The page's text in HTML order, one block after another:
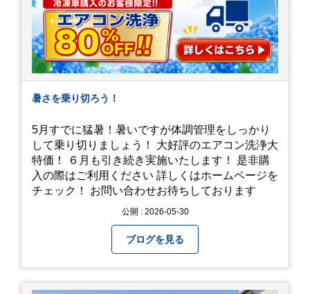
暑さを乗り切ろう！
5月すでに猛暑！暑いですが体調管理をしっかり
して乗り切りましょう！ 大好評のエアコン洗浄大
特価！ ６月も引き続き実施いたします！ 是非購
入の際はご利用ください 詳しくはホームページを
チェック！ お問い合わせお待ちしております
公開 : 2026-05-30
ブログを見る